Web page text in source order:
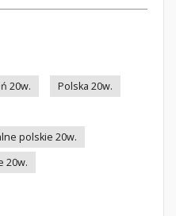
20w.
Polska 20w.
polskie 20w.
20w.